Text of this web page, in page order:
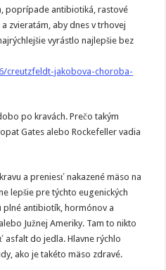
poprípade antibiotiká, rastové
zvieratám, aby dnes v trhovej
vyrástlo najlepšie bez
creutzfeldt-jakobova-choroba-
po kravách. Prečo takým
Gates alebo Rockefeller vadia
a preniesť nakazené mäso na
lepšie pre týchto eugenických
plné antibiotík, hormónov a
Južnej Ameriky. Tam to nikto
do jedla. Hlavne rýchlo
ako je takéto mäso zdravé.